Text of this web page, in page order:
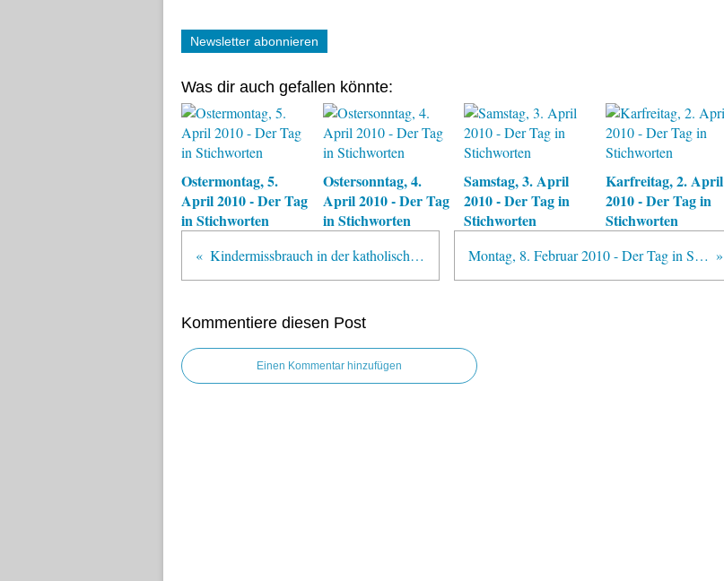
Newsletter abonnieren
Was dir auch gefallen könnte:
Ostermontag, 5.
April 2010 - Der Tag
in Stichworten
Ostersonntag, 4.
April 2010 - Der Tag
in Stichworten
Samstag, 3. April
2010 - Der Tag in
Stichworten
Karfreitag, 2. April
2010 - Der Tag in
Stichworten
Kindermissbrauch in der katholischen Kirche Montag, 8. Februar 2010 - Der Tag in Stichworten
Kommentiere diesen Post
Einen Kommentar hinzufügen